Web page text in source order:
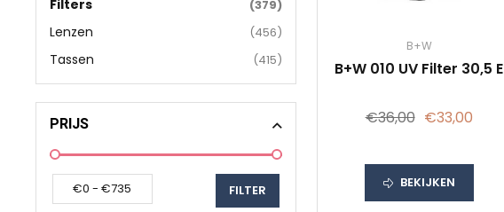
Filters (379)
Lenzen (456)
Tassen (415)
PRIJS
B+W
B+W 010 UV Filter 30,5 E
€36,00 €33,00
BEKIJKEN